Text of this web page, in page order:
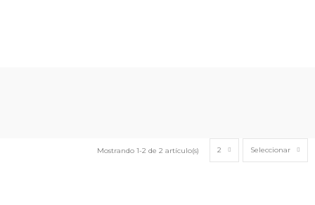
Mostrando 1-2 de 2 artículo(s) 2 Seleccionar